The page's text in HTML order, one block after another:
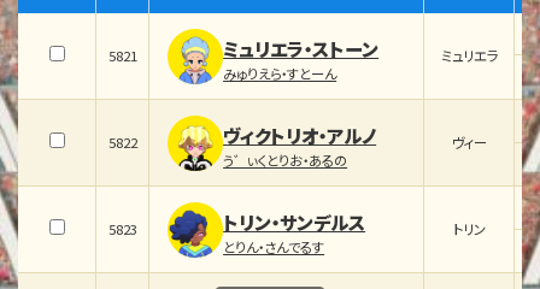
5821 ミュリエラ・ストーン
みゅりえら・すとーん
ミュリエラ
5822 ヴィクトリオ・アルノ
う゛ぃくとりお・あるの
ヴィー
5823 トリン・サンデルス
とりん・さんでるす
トリン